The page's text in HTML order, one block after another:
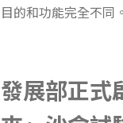
的和功能完全不同。
展部正式